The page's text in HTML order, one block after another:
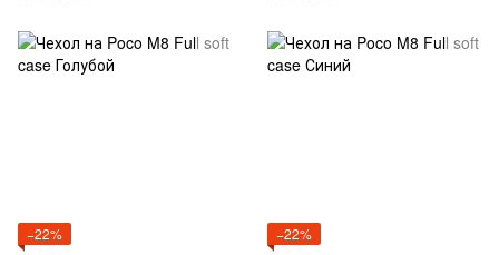
−22% −22%